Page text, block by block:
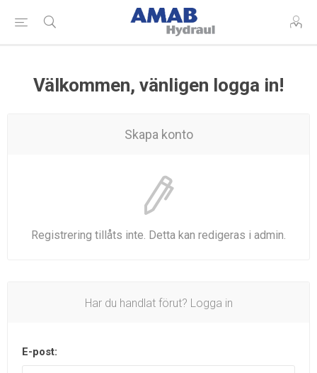
Välkommen, vänligen logga in!
Skapa konto
Registrering tillåts inte. Detta kan redigeras i admin.
Har du handlat förut? Logga in
E-post: